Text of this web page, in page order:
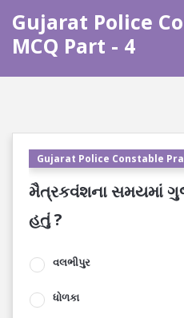
Gujarat Police
MCQ Part - 4
Gujarat Police Constable
મૈત્રકવંશના સમયમાં
હતું ?
વલભીપુર
ધોળકા